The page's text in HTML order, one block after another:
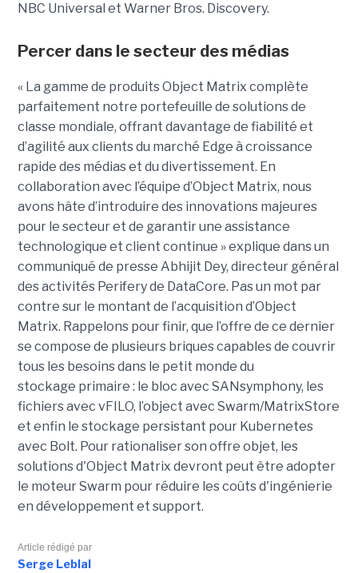
NBC Universal et Warner Bros. Discovery.
Percer dans le secteur des médias
« La gamme de produits Object Matrix complète
parfaitement notre portefeuille de solutions de
classe mondiale, offrant davantage de fiabilité et
d’agilité aux clients du marché Edge à croissance
rapide des médias et du divertissement. En
collaboration avec l’équipe d’Object Matrix, nous
avons hâte d’introduire des innovations majeures
pour le secteur et de garantir une assistance
technologique et client continue » explique dans un
communiqué de presse Abhijit Dey, directeur général
des activités Perifery de DataCore. Pas un mot par
contre sur le montant de l’acquisition d’Object
Matrix. Rappelons pour finir, que l’offre de ce dernier
se compose de plusieurs briques capables de couvrir
tous les besoins dans le petit monde du
stockage primaire : le bloc avec SANsymphony, les
fichiers avec vFILO, l’object avec Swarm/MatrixStore
et enfin le stockage persistant pour Kubernetes
avec Bolt. Pour rationaliser son offre objet, les
solutions d'Object Matrix devront peut être adopter
le moteur Swarm pour réduire les coûts d'ingénierie
en développement et support.
Article rédigé par
Serge Leblal